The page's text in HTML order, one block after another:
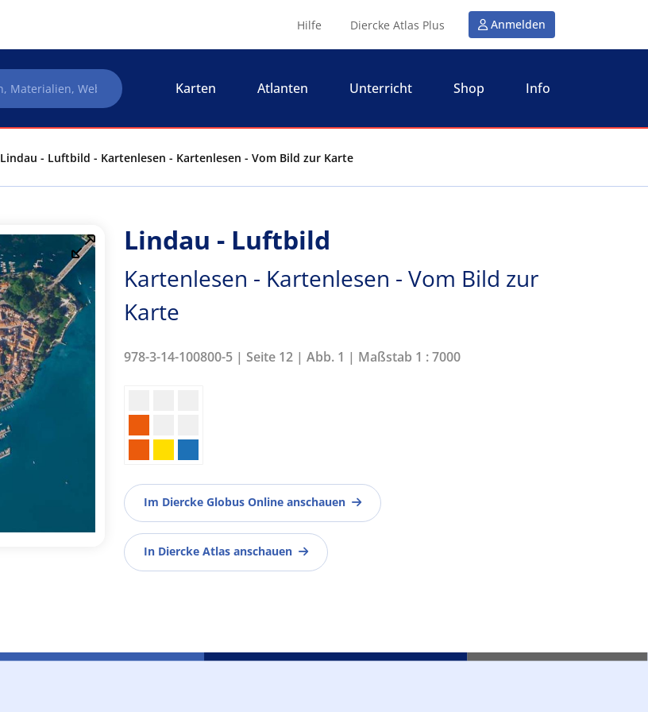
Hilfe Diercke Atlas Plus Anmelden
Karten Atlanten Unterricht Shop Info
Lindau - Luftbild - Kartenlesen - Kartenlesen - Vom Bild zur Karte
Lindau - Luftbild
Kartenlesen - Kartenlesen - Vom Bild zur
Karte
978-3-14-100800-5 | Seite 12 | Abb. 1 | Maßstab 1 : 7000
Im Diercke Globus Online anschauen
In Diercke Atlas anschauen